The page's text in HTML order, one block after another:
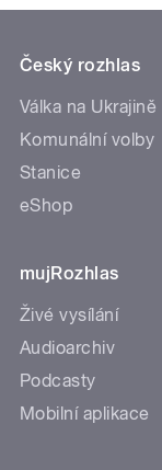
Český rozhlas
Válka na Ukrajině
Komunální volby
Stanice
eShop
mujRozhlas
Živé vysílání
Audioarchiv
Podcasty
Mobilní aplikace